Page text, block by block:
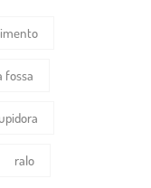
fossa
ralo